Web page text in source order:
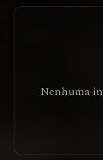
Nenhuma